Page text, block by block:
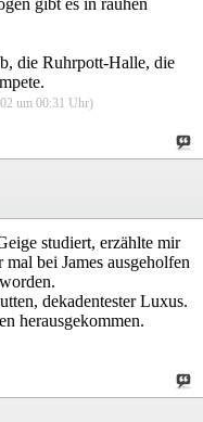
gibt es in rauhen
die Ruhrpott-Halle, die
um 00:31 Uhr)
studiert, erzählte mir
bei James ausgeholfen
dekadentester Luxus.
herausgekommen.